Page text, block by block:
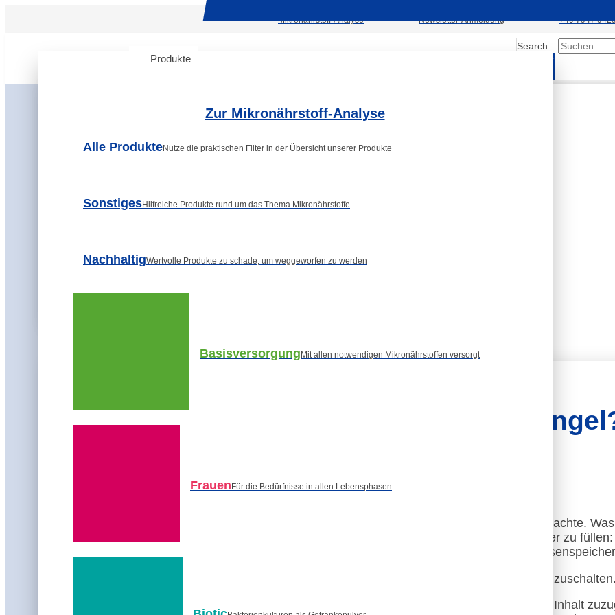
Mikronährstoff-Analyse Newsletter-Anmeldung +49 7947
Produkte
Search
Submit
Podcast: Was ist zu tun bei
Nach einer kleinen Einführung in das Thema Eisen, geht es nun bei Teil 2 ans Eingemachte.
besteht? Wieso brauche ich Eisenpräparate? Was ist besser geeignet, um die Speicher zu
Arzneimittel? Gibt es eigentlich auch ein zu viel an Eisen und wie messe ich meine
Wir klären fundiert und verständlich auf und freuen uns, wenn ihr wieder Lust habt, einzuschalten.
. Um auf den eigentlichen Inhalt
Zur Mikronährstoff-Analyse
Alle ProdukteNutze die praktischen Filter in der Übersicht unserer Produkte
SonstigesHilfreiche Produkte rund um das Thema Mikronährstoffe
NachhaltigWertvolle Produkte zu schade, um weggeworfen zu werden
BasisversorgungMit allen notwendigen Mikronährstoffen versorgt
FrauenFür die Bedürfnisse in allen Lebensphasen